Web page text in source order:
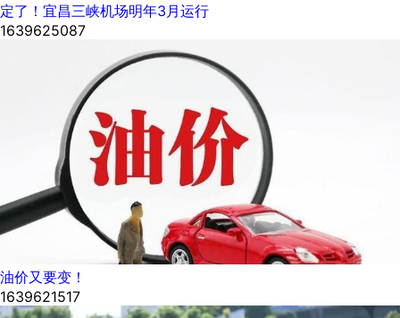
定了！宜昌三峡机场明年3月运行
1639625087
油价又要变！
1639621517